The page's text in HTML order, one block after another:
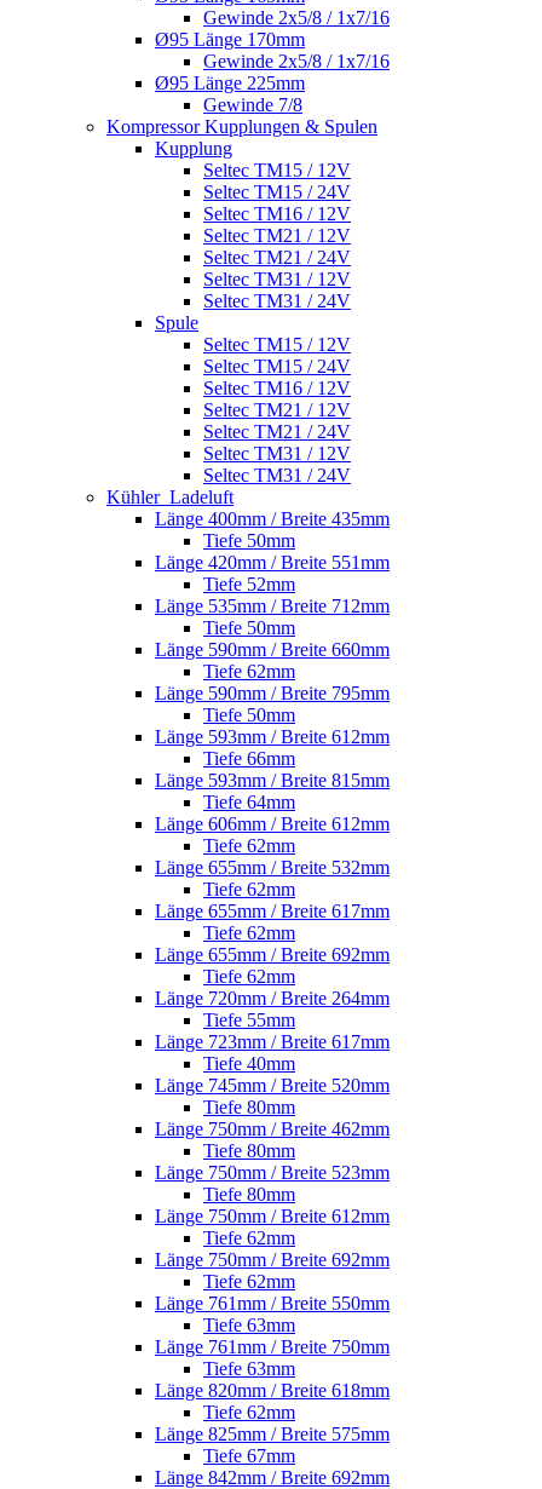
Gewinde 2x5/8 / 1x7/16
Ø95 Länge 170mm
Gewinde 2x5/8 / 1x7/16
Ø95 Länge 225mm
Gewinde 7/8
Kompressor Kupplungen & Spulen
Kupplung
Seltec TM15 / 12V
Seltec TM15 / 24V
Seltec TM16 / 12V
Seltec TM21 / 12V
Seltec TM21 / 24V
Seltec TM31 / 12V
Seltec TM31 / 24V
Spule
Seltec TM15 / 12V
Seltec TM15 / 24V
Seltec TM16 / 12V
Seltec TM21 / 12V
Seltec TM21 / 24V
Seltec TM31 / 12V
Seltec TM31 / 24V
Kühler_Ladeluft
Länge 400mm / Breite 435mm
Tiefe 50mm
Länge 420mm / Breite 551mm
Tiefe 52mm
Länge 535mm / Breite 712mm
Tiefe 50mm
Länge 590mm / Breite 660mm
Tiefe 62mm
Länge 590mm / Breite 795mm
Tiefe 50mm
Länge 593mm / Breite 612mm
Tiefe 66mm
Länge 593mm / Breite 815mm
Tiefe 64mm
Länge 606mm / Breite 612mm
Tiefe 62mm
Länge 655mm / Breite 532mm
Tiefe 62mm
Länge 655mm / Breite 617mm
Tiefe 62mm
Länge 655mm / Breite 692mm
Tiefe 62mm
Länge 720mm / Breite 264mm
Tiefe 55mm
Länge 723mm / Breite 617mm
Tiefe 40mm
Länge 745mm / Breite 520mm
Tiefe 80mm
Länge 750mm / Breite 462mm
Tiefe 80mm
Länge 750mm / Breite 523mm
Tiefe 80mm
Länge 750mm / Breite 612mm
Tiefe 62mm
Länge 750mm / Breite 692mm
Tiefe 62mm
Länge 761mm / Breite 550mm
Tiefe 63mm
Länge 761mm / Breite 750mm
Tiefe 63mm
Länge 820mm / Breite 618mm
Tiefe 62mm
Länge 825mm / Breite 575mm
Tiefe 67mm
Länge 842mm / Breite 692mm